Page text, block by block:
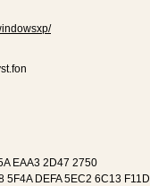
EAA3 2D47 2750
DEFA 5EC2 6C13 F11D